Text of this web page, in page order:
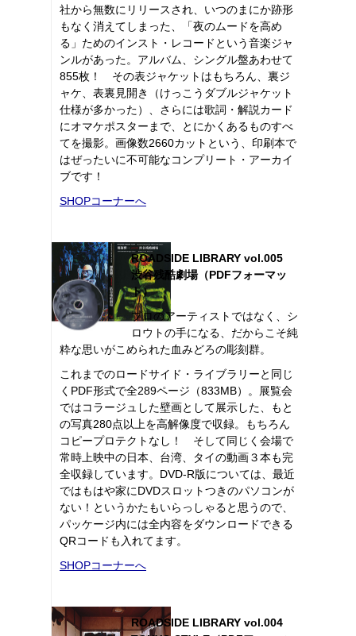
社から無数にリリースされ、いつのまにか跡形
もなく消えてしまった、「夜のムードを高め
る」ためのインスト・レコードという音楽ジャ
ンルがあった。アルバム、シングル盤あわせて
855枚！ その表ジャケットはもちろん、裏ジ
ャケ、表裏見開き（けっこうダブルジャケット
仕様が多かった）、さらには歌詞・解説カード
にオマケポスターまで、とにかくあるものすべ
てを撮影。画像数2660カットという、印刷本で
はぜったいに不可能なコンプリート・アーカイ
ブです！
SHOPコーナーへ
ROADSIDE LIBRARY vol.005
渋谷残酷劇場（PDFフォーマッ
ト）
プロのアーティストではなく、シ
ロウトの手になる、だからこそ純
粋な思いがこめられた血みどろの彫刻群。
これまでのロードサイド・ライブラリーと同じ
くPDF形式で全289ページ（833MB）。展覧会
ではコラージュした壁画として展示した、もと
の写真280点以上を高解像度で収録。もちろん
コピープロテクトなし！ そして同じく会場で
常時上映中の日本、台湾、タイの動画３本も完
全収録しています。DVD-R版については、最近
ではもはや家にDVDスロットつきのパソコンが
ない！というかたもいらっしゃると思うので、
パッケージ内には全内容をダウンロードできる
QRコードも入れてます。
SHOPコーナーへ
ROADSIDE LIBRARY vol.004